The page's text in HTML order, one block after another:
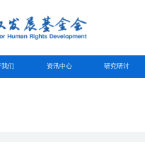
我们 资讯中心 研究研讨